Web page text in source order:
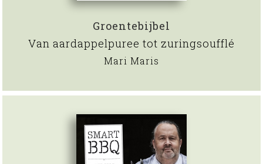
Groentebijbel
Van aardappelpuree tot zuringsoufflé
Mari Maris